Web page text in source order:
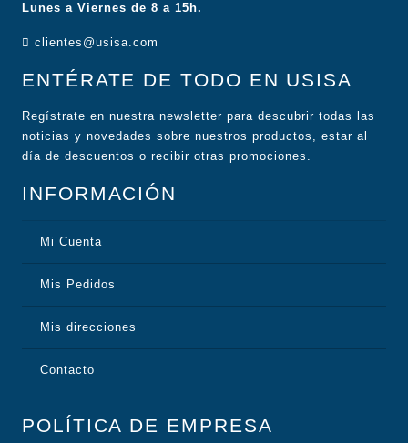
INFORMACIÓN
Mi Cuenta
Mis Pedidos
Mis direcciones
Contacto
POLÍTICA DE EMPRESA
Lunes a Viernes de 8 a 15h.
clientes@usisa.com
ENTÉRATE DE TODO EN USISA
Regístrate en nuestra newsletter para descubrir todas las
noticias y novedades sobre nuestros productos, estar al
día de descuentos o recibir otras promociones.